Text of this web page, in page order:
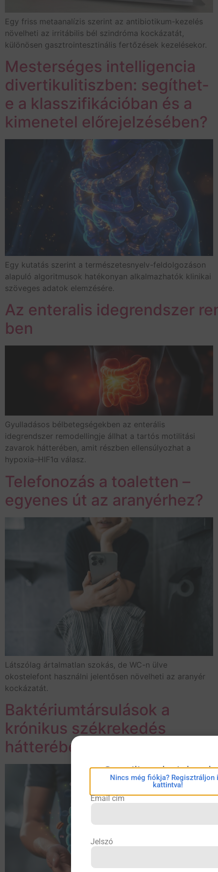
Egy friss metaanalízis szerint az antibiotikum-kezelés
növelheti az irritábilis bél szindróma kockázatát,
különösen gasztrointesztinális fertőzések kezelésekor.
Mesterséges intelligencia
divertikulitiszben: segíthet-
e a klasszifikációban és a
kimenetel előrejelzésében?
Egy kutatás szerint a természetesnyelv-feldolgozáson
alapuló algoritmusok hatékonyan alkalmazhatók klinikai
szöveges adatok elemzésére.
Az enteralis idegrendszer
ben
Gyulladásos bélbetegségekben az enterális
idegrendszer remodellingje állhat a tartós motilitási
zavarok hátterében, amit részben ellensúlyozhat a
hypoxia–HIF1α válasz.
Telefonozás a toaletten –
egyenes út az aranyérhez?
Látszólag ártalmatlan szokás, de WC-n ülve
okostelefont használni jelentősen növelheti az aranyér
kockázatát.
Baktériumtársulások a
krónikus székrekedés
hátterében?
eConsilium
Nincs még fiókja? Regisztráljon
kattintva!
Email cím
Jelszó